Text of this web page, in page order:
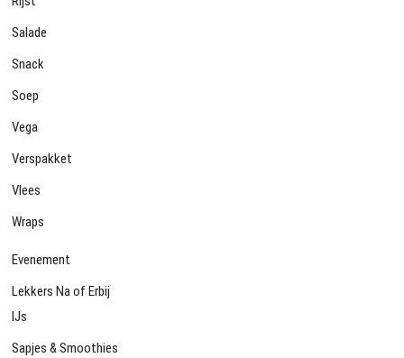
Salade
Snack
Soep
Vega
Verspakket
Vlees
Wraps
Evenement
Lekkers Na of Erbij
IJs
Sapjes & Smoothies